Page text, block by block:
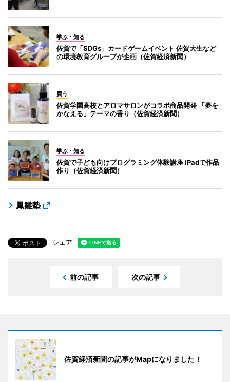
学ぶ・知る
佐賀で「SDGs」カードゲームイベント 佐賀大生など
の環境教育グループが企画（佐賀経済新聞）
買う
佐賀学園高校とアロマサロンがコラボ商品開発 「夢を
かなえる」テーマの香り（佐賀経済新聞）
学ぶ・知る
佐賀で子ども向けプログラミング体験講座 iPadで作品
作り（佐賀経済新聞）
鳳雛塾
シェア
前の記事 次の記事
佐賀経済新聞の記事がMapになりました！